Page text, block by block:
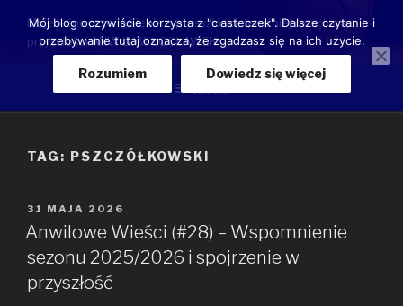
treści
Moje luźne przemyślenia o przeszłości, teraźniejszości oraz
przyszłości ANWILU WŁOCŁAWEK
TAG: PSZCZÓŁKOWSKI
OPUBLIKOWANE
W
31 MAJA 2026
Anwilowe Wieści (#28) – Wspomnienie
sezonu 2025/2026 i spojrzenie w
przyszłość
Mój blog oczywiście korzysta z "ciasteczek". Dalsze czytanie i
przebywanie tutaj oznacza, że zgadzasz się na ich użycie.
Rozumiem Dowiedz się więcej